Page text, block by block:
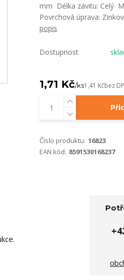
mm Délka závitu: Celý
Povrchová úprava:
popis
Dostupnost
1,71 Kč/ks1,41 Kčbez
Číslo produktu: 16823
EAN kód: 8591530168237